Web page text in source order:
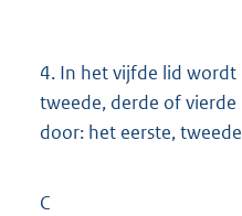
4. In het vijfde lid wordt
tweede, derde of vierde
door: het eerste,
C